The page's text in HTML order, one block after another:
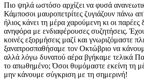
Πιο ψηλά ωστόσο αρχίζει να φυσά
Κάμποσοι μαυροπετρίτες ζυγιάζουν πάνω
ήλιος κάνει τη μέρα χαρούμενη κι οι παρέες
ανηφόρα με ενδιαφέρουσες συζητήσεις.
κοινές εξορμήσεις μαζί και γνωριζόμαστε
ξαναπροσπαθήσαμε τον Οκτώβριο να
αλλά λόγω δυνατού αέρα βγήκαμε τελικά
το απωθημένο; Όσοι θυμόμαστε εκείνη τη
μην κάνουμε σύγκριση με τη σημερινή!